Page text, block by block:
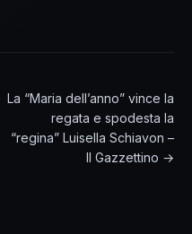
La “Maria dell’anno” vince la
regata e spodesta la
“regina” Luisella Schiavon –
Il Gazzettino →